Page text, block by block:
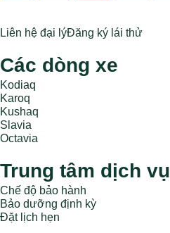
Liên hệ đại lýĐăng ký lái thử
Các dòng xe
Kodiaq
Karoq
Kushaq
Slavia
Octavia
Trung tâm dịch vụ
Chế độ bảo hành
Bảo dưỡng định kỳ
Đặt lịch hẹn